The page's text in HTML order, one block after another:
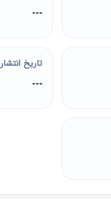
---
تاریخ انتشار
---